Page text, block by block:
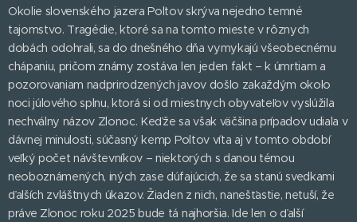
Okolie slovenského jazera Poltov skrýva nejedno temné
tajomstvo. Tragédie, ktoré sa na tomto mieste v rôznych
dobách odohrali, sa do dnešného dňa vymykajú všeobecnému
chápaniu, pričom známy zostáva len jeden fakt – k úmrtiam a
pozorovaniam nadprirodzených javov došlo zakaždým okolo
noci júlového splnu, ktorá si od miestnych obyvateľov vyslúžila
nechválny názov Zlonoc. Keďže sa však väčšina prípadov udiala v
dávnej minulosti, súčasný kemp Poltov víta aj v tomto období
veľký počet návštevníkov – niektorých s danou témou
neoboznámených, iných zase dúfajúcich, že sa stanú svedkami
ďalších zvláštnych úkazov. Žiaden z nich, nanešťastie, netuší, že
práve Zlonoc roku 2025 bude tá najhoršia. Ide len o ďalší